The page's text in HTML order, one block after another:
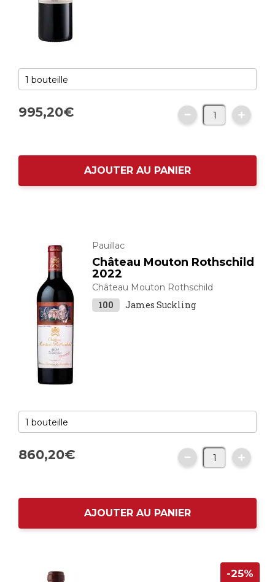
995,20€
AJOUTER AU PANIER
Pauillac
Château Mouton Rothschild
2022
Château Mouton Rothschild
100 James Suckling
860,20€
AJOUTER AU PANIER
-25%